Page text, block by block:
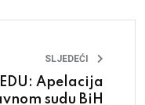
SLJEDEĆI
Apelacija
sudu BiH